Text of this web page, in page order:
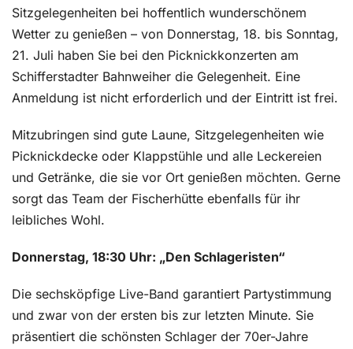
Sitzgelegenheiten bei hoffentlich wunderschönem
Wetter zu genießen – von Donnerstag, 18. bis Sonntag,
21. Juli haben Sie bei den Picknickkonzerten am
Schifferstadter Bahnweiher die Gelegenheit. Eine
Anmeldung ist nicht erforderlich und der Eintritt ist frei.
Mitzubringen sind gute Laune, Sitzgelegenheiten wie
Picknickdecke oder Klappstühle und alle Leckereien
und Getränke, die sie vor Ort genießen möchten. Gerne
sorgt das Team der Fischerhütte ebenfalls für ihr
leibliches Wohl.
Donnerstag, 18:30 Uhr: „Den Schlageristen“
Die sechsköpfige Live-Band garantiert Partystimmung
und zwar von der ersten bis zur letzten Minute. Sie
präsentiert die schönsten Schlager der 70er-Jahre